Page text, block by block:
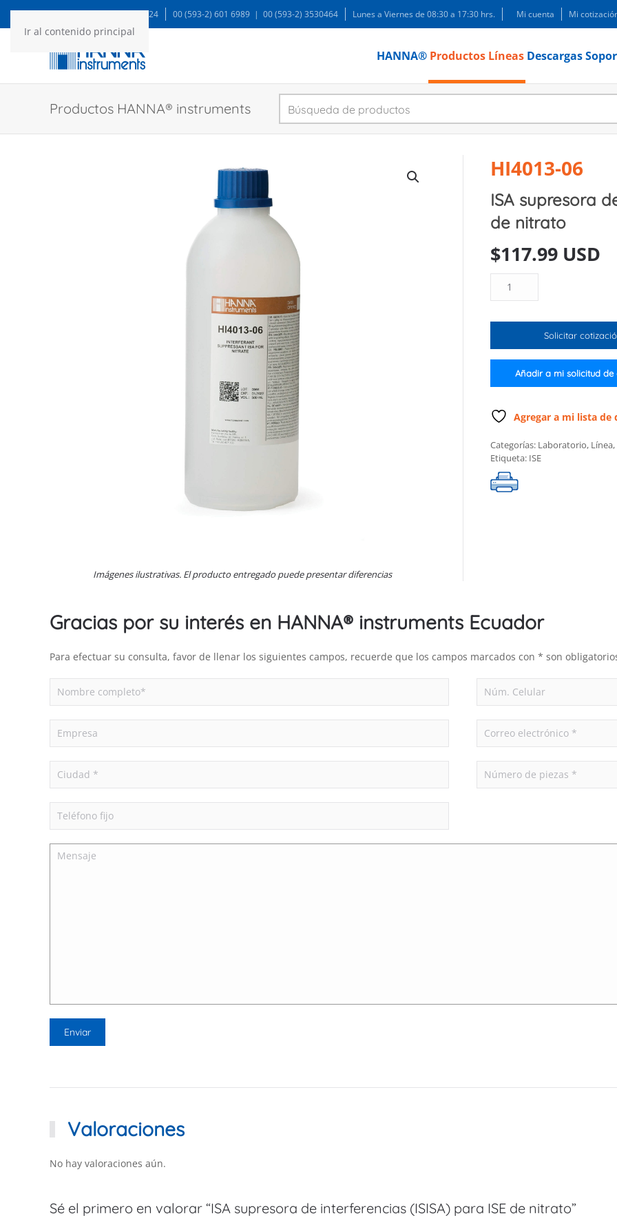
Ir al contenido principal
WA: 99935 1624 00 (593-2) 601 6989 | 00 (593-2) 3530464 Lunes a Viernes de 08:30 a 17:30 hrs. Mi cuenta Mi
HANNA® Productos Líneas Descargas
Productos HANNA® instruments
Imágenes ilustrativas. El producto entregado puede presentar diferencias
HI4013-06
ISA supresora
de nitrato
$117.99 USD
supresora
interferencias
de
cantidad
Solicitar
Añadir a mi solicitud de
Agregar a mi lista de
Categorías: Laboratorio, Línea,
Etiqueta: ISE
Gracias por su interés en HANNA® instruments Ecuador
Para efectuar su consulta, favor de llenar los siguientes campos, recuerde que los campos marcados con * son
Valoraciones
No hay valoraciones aún.
Sé el primero en valorar “ISA supresora de interferencias (ISISA) para ISE de nitrato”